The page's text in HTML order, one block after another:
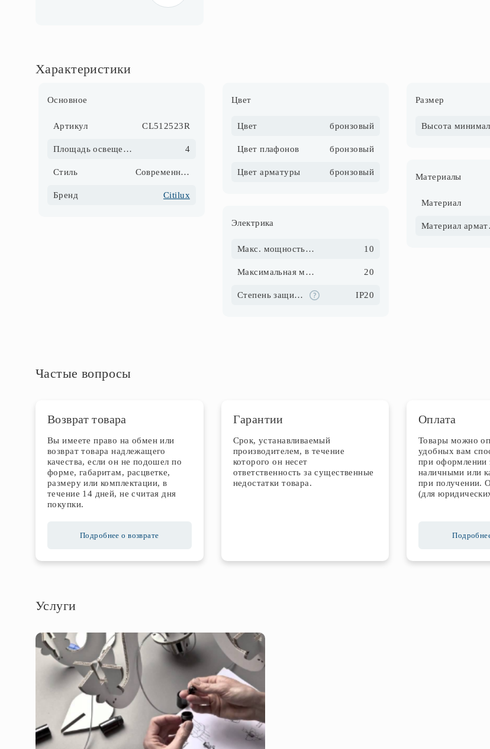
Характеристики
Основное
Артикул CL512523R
Площадь освещения, м2 4
Стиль Современный
Бренд Citilux
Цвет
Цвет бронзовый
Цвет плафонов бронзовый
Цвет арматуры бронзовый
Размер
Материалы
Материал
Электрика
Макс. мощность ламп, Вт 10
Максимальная мощность, Вт 20
Степень защиты IP IP20
Частые вопросы
Возврат товара
Вы имеете право на обмен или
возврат товара надлежащего
качества, если он не подошел по
форме, габаритам, расцветке,
размеру или комплектации, в
течение 14 дней, не считая дня
покупки.
Подробнее о возврате
Гарантии
Срок, устанавливаемый
производителем, в течение
которого он несет
ответственность за существенные
недостатки товара.
Оплата
Товары можно
удобных вам
при оформлении
наличными или
при получении.
(для
Услуги